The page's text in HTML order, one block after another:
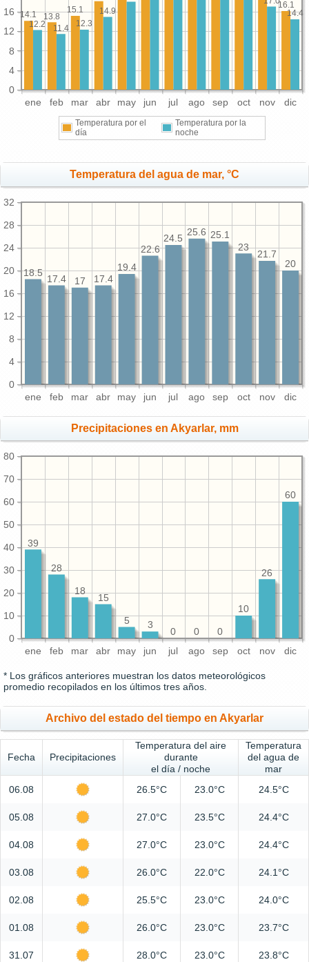
ene feb mar abr may jun jul ago sep oct nov dic
0
4
8
12
16
16.1
15.1
13.8
14.1 14.4
14.9
12.3
11.4
12.2
Temperatura por el
día
Temperatura por la
noche
Temperatura del agua de mar, °C
ene feb mar abr may jun jul ago sep oct nov dic
0
4
8
12
16
20
24
28
32
20
21.7
23
25.1
25.6
24.5
22.6
19.4
17.4
17
17.4
18.5
Precipitaciones en Akyarlar, mm
ene feb mar abr may jun jul ago sep oct nov dic
0
10
20
30
40
50
60
70
80
60
26
10
0
0
0
3
5
15
18
28
39
* Los gráficos anteriores muestran los datos meteorológicos
promedio recopilados en los últimos tres años.
Archivo del estado del tiempo en Akyarlar
Fecha Precipitaciones
Temperatura del aire
durante
el día / noche
Temperatura
del agua de
mar
06.08
26.5°C 23.0°C 24.5°C
05.08 27.0°C 23.5°C 24.4°C
04.08 27.0°C 23.0°C 24.4°C
03.08 26.0°C 22.0°C 24.1°C
02.08 25.5°C 23.0°C 24.0°C
01.08 26.0°C 23.0°C 23.7°C
31.07 28.0°C 23.0°C 23.8°C